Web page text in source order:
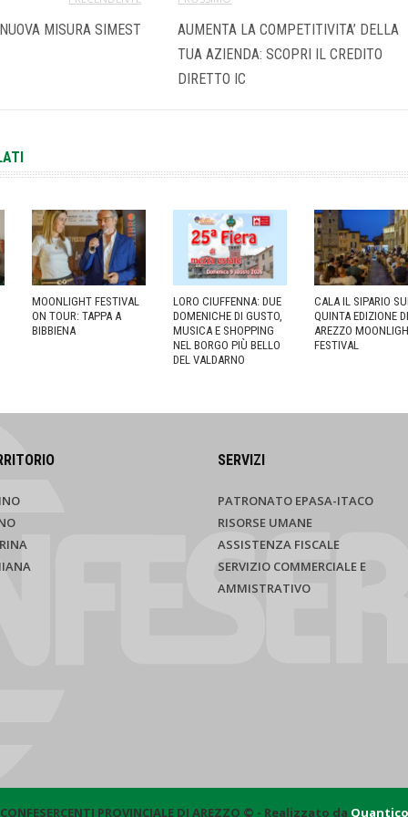
NUOVA MISURA SIMEST
AUMENTA LA COMPETITIVITA’ DELLA
TUA AZIENDA: SCOPRI IL CREDITO
DIRETTO IC
MOONLIGHT FESTIVAL
ON TOUR: TAPPA A
BIBBIENA
LORO CIUFFENNA: DUE
DOMENICHE DI GUSTO,
MUSICA E SHOPPING
NEL BORGO PIÙ BELLO
DEL VALDARNO
CALA IL SIPARIO
QUINTA EDIZIONE
AREZZO
FESTIVAL
SERVIZI
PATRONATO EPASA-ITACO
RISORSE UMANE
ASSISTENZA FISCALE
SERVIZIO COMMERCIALE E
AMMISTRATIVO
CONFESERCENTI PROVINCIALE DI AREZZO © - Realizzato da Quantico